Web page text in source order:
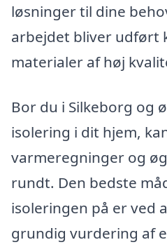
løsninger til dine
arbejdet bliver udført
materialer af høj
Bor du i Silkeborg og
isolering i dit hjem,
varmeregninger og
rundt. Den bedste
isoleringen på er ved
grundig vurdering af